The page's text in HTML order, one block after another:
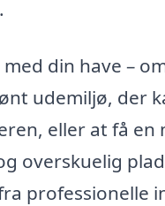
din have –
udemiljø, der
eller at få en
overskuelig
professionelle